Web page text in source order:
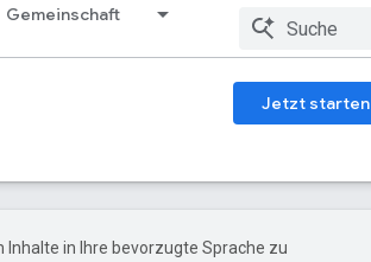
Gemeinschaft
Jetzt starten
Inhalte in Ihre bevorzugte Sprache zu